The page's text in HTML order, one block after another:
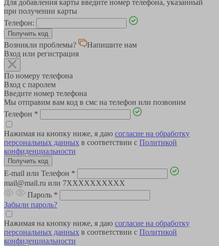
Для добавления карты введите номер телефона, указанный
при получении карты
Телефон:
Возникли проблемы?
Напишите нам
Вход или регистрация
По номеру телефона
Вход с паролем
Введите номер телефона
Мы отправим вам код в смс на телефон или позвоним
Телефон *
Нажимая на кнопку ниже, я даю согласие на обработку
персональных данных в соответствии с Политикой
конфиденциальности
E-mail или Телефон *
mail@mail.ru или 7XXXXXXXXXX
Пароль *
Забыли пароль?
Нажимая на кнопку ниже, я даю согласие на обработку
персональных данных в соответствии с Политикой
конфиденциальности